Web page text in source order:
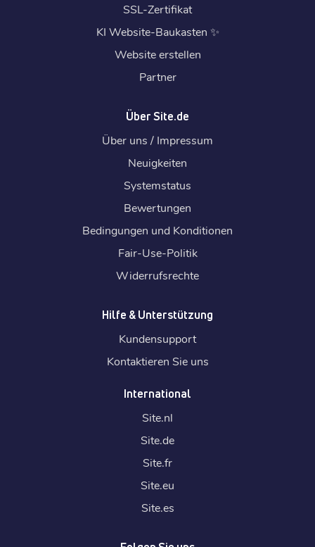
SSL-Zertifikat
KI Website-Baukasten ✨
Website erstellen
Partner
Über Site.de
Über uns / Impressum
Neuigkeiten
Systemstatus
Bewertungen
Bedingungen und Konditionen
Fair-Use-Politik
Widerrufsrechte
Hilfe & Unterstützung
Kundensupport
Kontaktieren Sie uns
International
Site.nl
Site.de
Site.fr
Site.eu
Site.es